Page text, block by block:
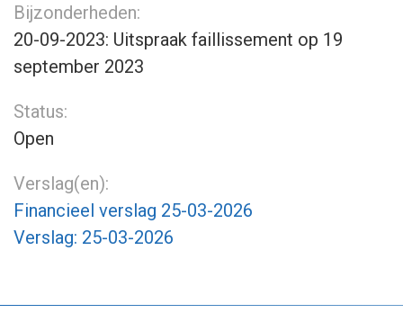
Bijzonderheden:
20-09-2023: Uitspraak faillissement op 19
september 2023
Status:
Open
Verslag(en):
Financieel verslag 25-03-2026
Verslag: 25-03-2026